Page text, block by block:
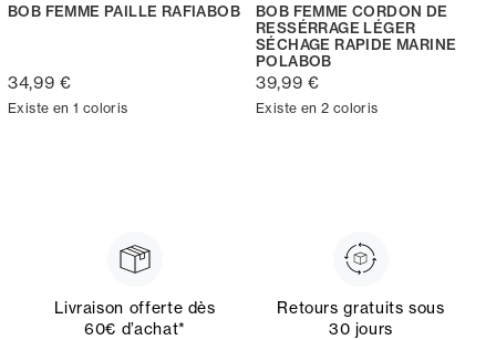
BOB FEMME PAILLE RAFIABOB
34,99 €
Existe en 1 coloris
BOB FEMME CORDON DE
RESSÉRRAGE LÉGER
SÉCHAGE RAPIDE MARINE
POLABOB
39,99 €
Existe en 2 coloris
Livraison offerte dès
60€ d’achat*
Retours gratuits sous
30 jours